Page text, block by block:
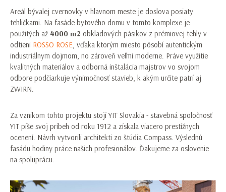
Areál bývalej cvernovky v hlavnom meste je doslova posiaty
tehličkami. Na fasáde bytového domu v tomto komplexe je
použitých až 4000 𝐦𝟐 obkladových pásikov z prémiovej tehly v
odtieni ROSSO ROSE, vďaka ktorým miesto pôsobí autentickým
industriálnym dojmom, no zároveň veľmi moderne. Práve využitie
kvalitných materiálov a odborná inštalácia majstrov vo svojom
odbore podčiarkuje výnimočnosť stavieb, k akým určite patrí aj
ZWIRN.
Za vznikom tohto projektu stojí YIT Slovakia - stavebná spoločnosť
YIT píše svoj príbeh od roku 1912 a získala viacero prestížnych
ocenení. Návrh vytvorili architekti zo štúdia Compass. Výslednú
fasádu hodiny práce našich profesionálov. Ďakujeme za oslovenie
na spoluprácu.